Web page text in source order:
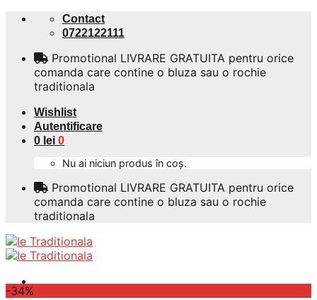
Skip
Contact
0722122111
Promotional LIVRARE GRATUITA pentru orice
comanda care contine o bluza sau o rochie
traditionala
Wishlist
Autentificare
0 lei 0
Nu ai niciun produs în coș.
Promotional LIVRARE GRATUITA pentru orice
comanda care contine o bluza sau o rochie
traditionala
-34%